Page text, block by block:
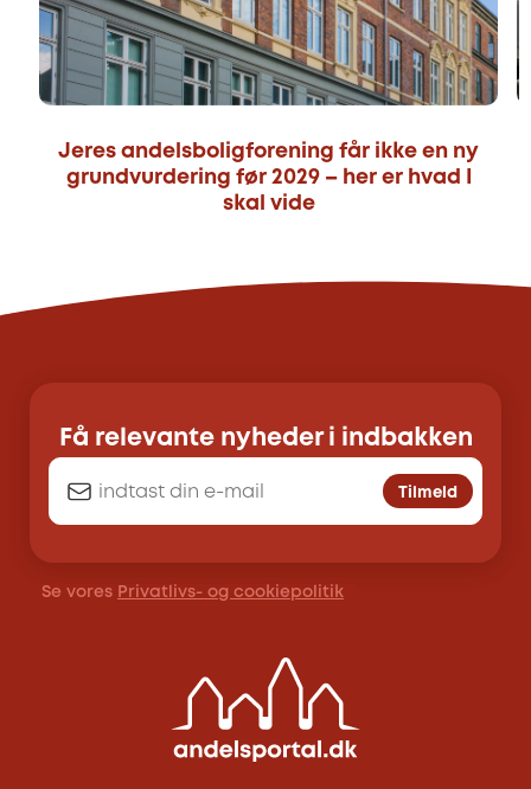
Jeres andelsboligforening får ikke en ny
grundvurdering før 2029 – her er hvad I
skal vide
Få relevante nyheder i indbakken
Tilmeld
Se vores Privatlivs- og cookiepolitik